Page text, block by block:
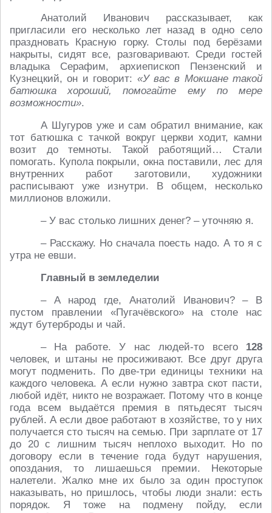
Анатолий Иванович рассказывает, как
пригласили его несколько лет назад в одно село
праздновать Красную горку. Столы под берёзами
накрыты, сидят все, разговаривают. Среди гостей
владыка Серафим, архиепископ Пензенский и
Кузнецкий, он и говорит: «У вас в Мокшане такой
батюшка хороший, помогайте ему по мере
возможности».
А Шугуров уже и сам обратил внимание, как
тот батюшка с тачкой вокруг церкви ходит, камни
возит до темноты. Такой работящий… Стали
помогать. Купола покрыли, окна поставили, лес для
внутренних работ заготовили, художники
расписывают уже изнутри. В общем, несколько
миллионов вложили.
– У вас столько лишних денег? – уточняю я.
– Расскажу. Но сначала поесть надо. А то я с
утра не евши.
Главный в земледелии
– А народ где, Анатолий Иванович? – В
пустом правлении «Пугачёвского» на столе нас
ждут бутерброды и чай.
– На работе. У нас людей-то всего 128
человек, и штаны не просиживают. Все друг друга
могут подменить. По две-три единицы техники на
каждого человека. А если нужно завтра скот пасти,
любой идёт, никто не возражает. Потому что в конце
года всем выдаётся премия в пятьдесят тысяч
рублей. А если двое работают в хозяйстве, то у них
получается сто тысяч на семью. При зарплате от 17
до 20 с лишним тысяч неплохо выходит. Но по
договору если в течение года будут нарушения,
опоздания, то лишаешься премии. Некоторые
налетели. Жалко мне их было за один проступок
наказывать, но пришлось, чтобы люди знали: есть
порядок. Я тоже на подмену пойду, если